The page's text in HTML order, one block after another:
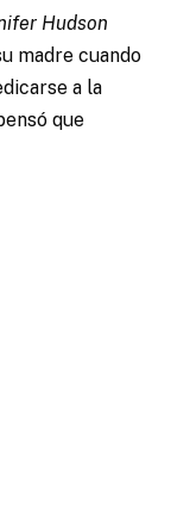
Hudson
madre cuando
a la
que